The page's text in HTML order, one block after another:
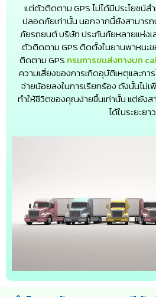
แต่ตัวติดตาม GPS ไม่ได้มีประโยชน์ส
ปลอดภัยเท่านั้น นอกจากนี้ยังสามารถ
ภัยรถยนต์ บริษัท ประกันภัยหลายแห่ง
ตัวติดตาม GPS ติดตั้งในยานพาหนะข
ติดตาม GPSกรมการขนส่งทางบก
ความเสี่ยงของการเกิดอุบัติเหตุและกา
จ่ายน้อยลงในการเรียกร้อง ดังนั้นไม่
ทำให้ชีวิตของคุณง่ายขึ้นเท่านั้น แต่ยัง
ได้ในระยะยาว